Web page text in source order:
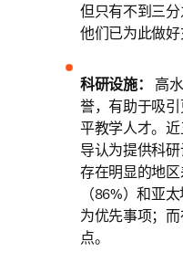
但只有不到三分
他们已为此做好
科研设施：
高
誉，有助于吸
平教学人才。
导认为提供科
存在明显的地
（86%）和亚
为优先事项；
点。